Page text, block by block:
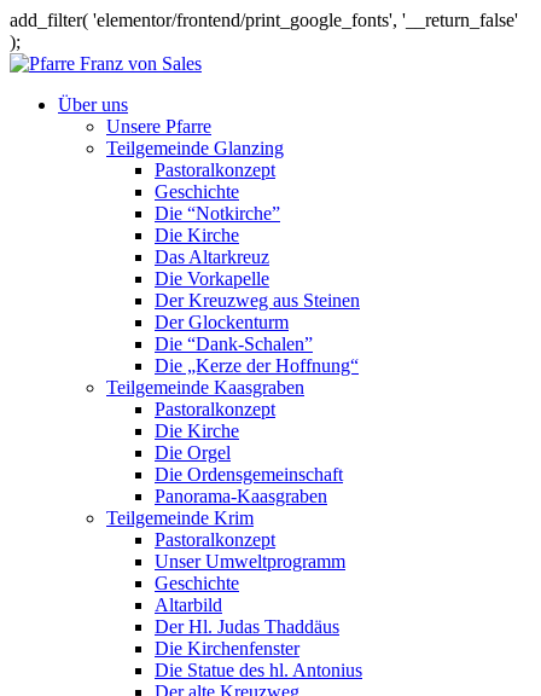
add_filter( 'elementor/frontend/print_google_fonts', '__return_false'
);
Über uns
Unsere Pfarre
Teilgemeinde Glanzing
Pastoralkonzept
Geschichte
Die “Notkirche”
Die Kirche
Das Altarkreuz
Die Vorkapelle
Der Kreuzweg aus Steinen
Der Glockenturm
Die “Dank-Schalen”
Die „Kerze der Hoffnung“
Teilgemeinde Kaasgraben
Pastoralkonzept
Die Kirche
Die Orgel
Die Ordensgemeinschaft
Panorama-Kaasgraben
Teilgemeinde Krim
Pastoralkonzept
Unser Umweltprogramm
Geschichte
Altarbild
Der Hl. Judas Thaddäus
Die Kirchenfenster
Die Statue des hl. Antonius
Der alte Kreuzweg